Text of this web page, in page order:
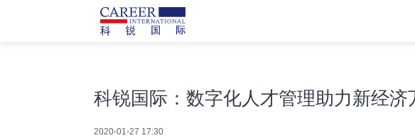
科锐国际：数字化人才管理助力新经济
2020-01-27 17:30